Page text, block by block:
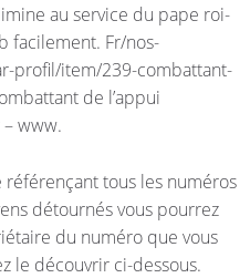
au service du pape roi-
facilement. Fr/nos-
profil/item/239-combattant-
de l’appui
www.
référençant tous les numéros
détournés vous pourrez
du numéro que vous
le découvrir ci-dessous.